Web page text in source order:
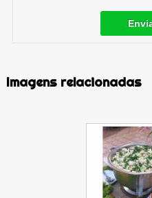
Imagens relacionadas